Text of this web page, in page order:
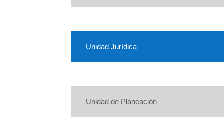
Unidad Jurídica
Unidad de Planeación